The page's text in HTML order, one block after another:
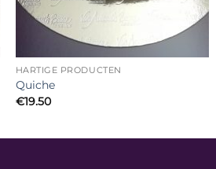
HARTIGE PRODUCTEN
Quiche
€19.50